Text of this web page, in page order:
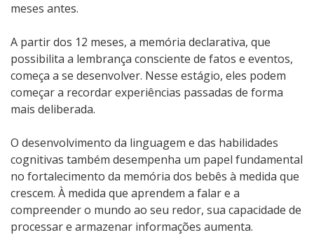
meses antes.
A partir dos 12 meses, a memória declarativa, que
possibilita a lembrança consciente de fatos e eventos,
começa a se desenvolver. Nesse estágio, eles podem
começar a recordar experiências passadas de forma
mais deliberada.
O desenvolvimento da linguagem e das habilidades
cognitivas também desempenha um papel fundamental
no fortalecimento da memória dos bebês à medida que
crescem. À medida que aprendem a falar e a
compreender o mundo ao seu redor, sua capacidade de
processar e armazenar informações aumenta.